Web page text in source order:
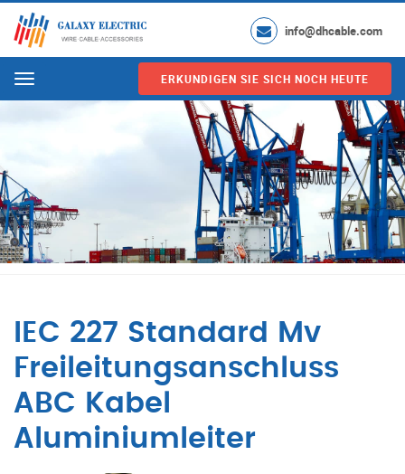
info@dhcable.com
Menu ERKUNDIGEN SIE SICH NOCH HEUTE
IEC 227 Standard Mv
Freileitungsanschluss
ABC Kabel
Aluminiumleiter